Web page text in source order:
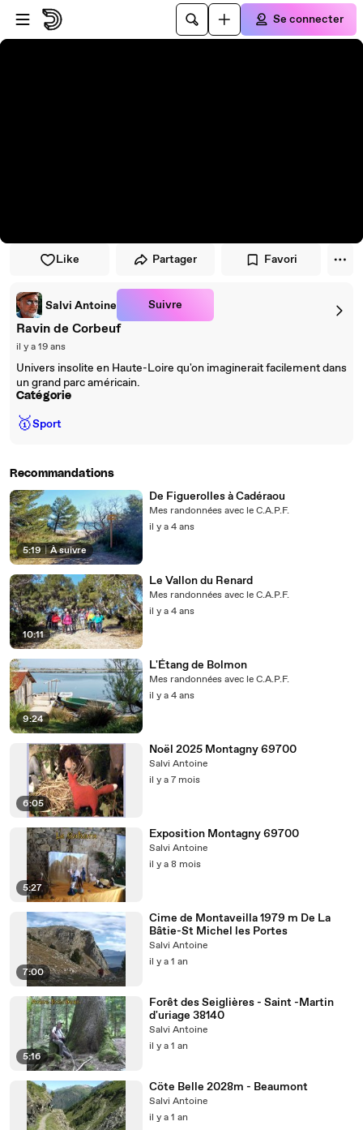
Passer au player
Passer au contenu principal
Se connecter
Like Partager Favori
Salvi Antoine Suivre
Ravin de Corbeuf
il y a 19 ans
Univers insolite en Haute-Loire qu'on imaginerait facilement dans
un grand parc américain.
Catégorie
🥇Sport
Recommandations
5:19 | À suivre
De Figuerolles à Cadéraou
Mes randonnées avec le C.A.P.F.
il y a 4 ans
10:11
Le Vallon du Renard
Mes randonnées avec le C.A.P.F.
il y a 4 ans
9:24
L'Étang de Bolmon
Mes randonnées avec le C.A.P.F.
il y a 4 ans
6:05
Noël 2025 Montagny 69700
Salvi Antoine
il y a 7 mois
5:27
Exposition Montagny 69700
Salvi Antoine
il y a 8 mois
7:00
Cime de Montaveilla 1979 m De La
Bâtie-St Michel les Portes
Salvi Antoine
il y a 1 an
5:16
Forêt des Seiglières - Saint -Martin
d'uriage 38140
Salvi Antoine
il y a 1 an
Cöte Belle 2028m - Beaumont
Salvi Antoine
il y a 1 an